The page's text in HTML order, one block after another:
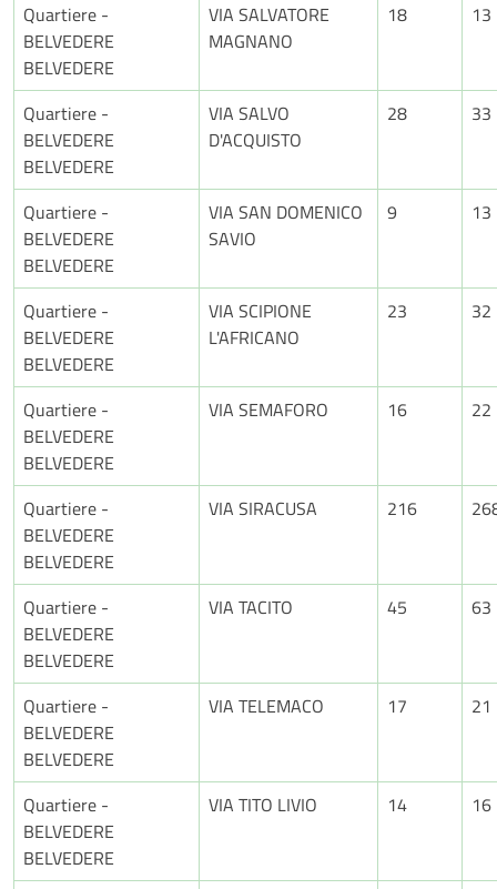
Quartiere -
BELVEDERE
BELVEDERE
VIA SALVATORE
MAGNANO
18 13
Quartiere -
BELVEDERE
BELVEDERE
VIA SALVO
D'ACQUISTO
28 33
Quartiere -
BELVEDERE
BELVEDERE
VIA SAN DOMENICO
SAVIO
9 13
Quartiere -
BELVEDERE
BELVEDERE
VIA SCIPIONE
L'AFRICANO
23 32
Quartiere -
BELVEDERE
BELVEDERE
VIA SEMAFORO 16 22
Quartiere -
BELVEDERE
BELVEDERE
VIA SIRACUSA 216
Quartiere -
BELVEDERE
BELVEDERE
VIA TACITO 45 63
Quartiere -
BELVEDERE
BELVEDERE
VIA TELEMACO 17 21
Quartiere -
BELVEDERE
BELVEDERE
VIA TITO LIVIO 14 16